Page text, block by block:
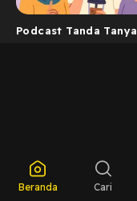
Podcast Tanda Tanya
Beranda Cari